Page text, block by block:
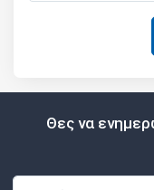
Θες να